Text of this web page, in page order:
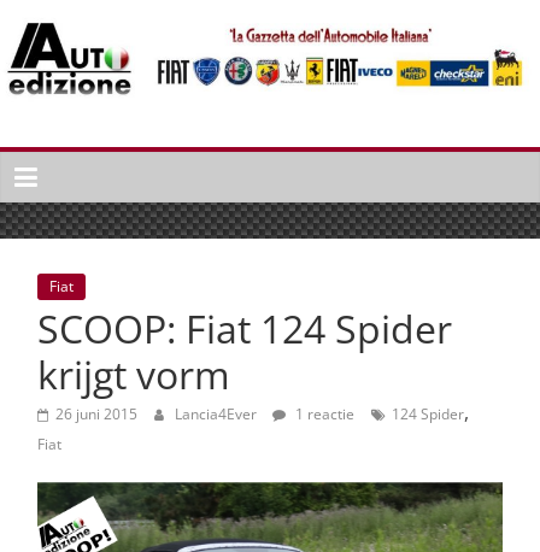
naar
inhoud
Auto
Edizione
La
Gazetta
dell'Automobile
Italiana
Italiaans
autonieuws
lifestyle
Fiat
SCOOP: Fiat 124 Spider
krijgt vorm
26 juni 2015 Lancia4Ever 1 reactie 124 Spider,
Fiat